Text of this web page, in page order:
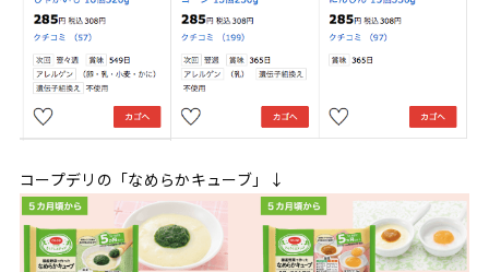
コープデリの「なめらかキューブ」↓